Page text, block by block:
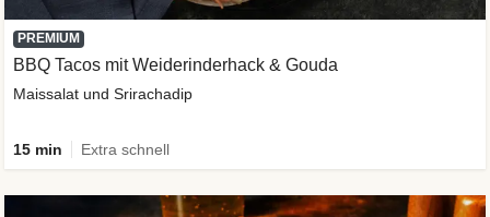
PREMIUM
BBQ Tacos mit Weiderinderhack & Gouda
Maissalat und Srirachadip
15 min Extra schnell